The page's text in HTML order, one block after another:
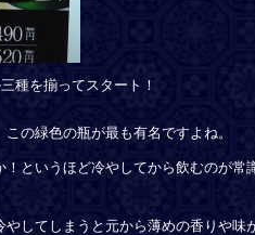
種を揃ってスタート！
この緑色の瓶が最も有名ですよね。
！というほど冷やしてから飲むのが
やしてしまうと元から薄めの香りや